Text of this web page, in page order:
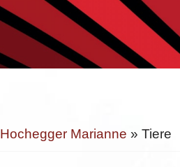
Hochegger Marianne » Tiere